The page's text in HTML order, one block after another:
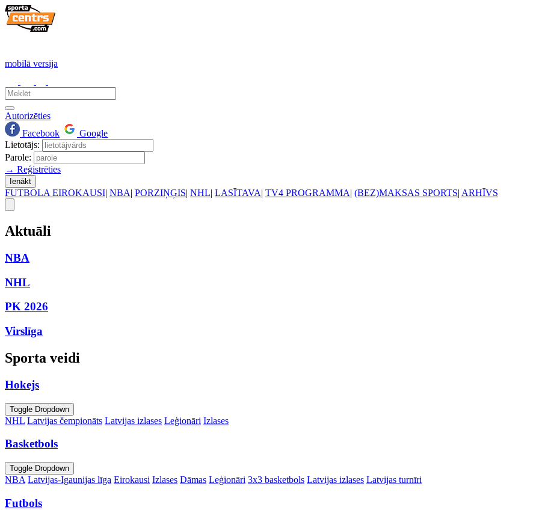
mobilā versija
Autorizēties
Facebook
Google
Lietotājs:
Parole:
→ Reģistrēties
Ienākt
FUTBOLA EIROKAUSI| NBA| PORZIŅĢIS| NHL| LASĪTAVA| TV4 PROGRAMMA| (BEZ)MAKSAS SPORTS| ARHĪVS
Aktuāli
NBA
NHL
PK 2026
Virslīga
Sporta veidi
Hokejs
Toggle Dropdown
NHL Latvijas čempionāts Latvijas izlases Leģionāri Izlases
Basketbols
Toggle Dropdown
NBA Latvijas-Igaunijas līga Eirokausi Izlases Dāmas Leģionāri 3x3 basketbols Latvijas izlases Latvijas turnīri
Futbols